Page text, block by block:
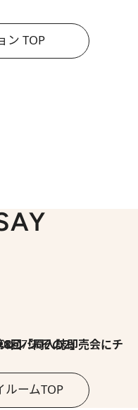
ン TOP
「同人誌即売会にチャレンジ その2」
ルームTOP